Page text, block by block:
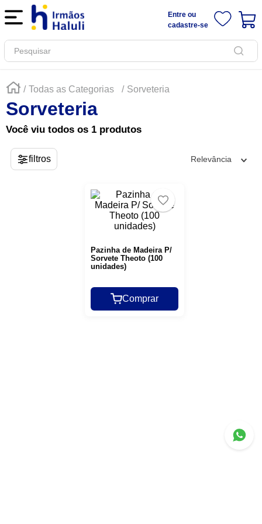
Entre ou
cadastre-se
Pesquisar
Todas as Categorias Sorveteria
Sorveteria
Você viu todos os 1 produtos
Relevância
Pazinha de Madeira P/
Sorvete Theoto (100
unidades)
Comprar